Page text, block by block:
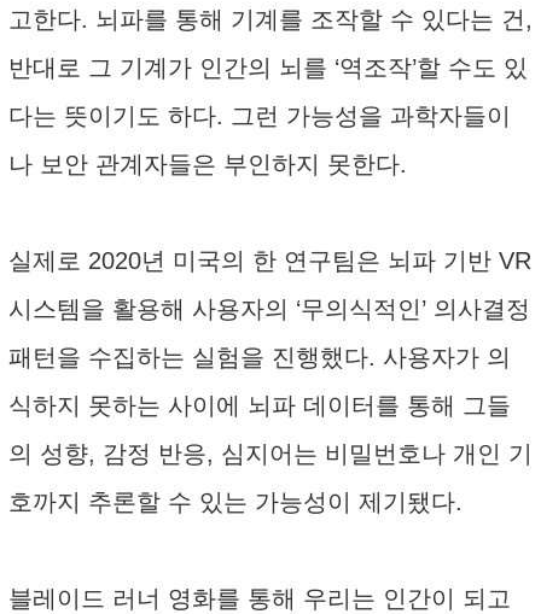
고한다. 뇌파를 통해 기계를 조작할 수 있다는 건,
반대로 그 기계가 인간의 뇌를 ‘역조작’할 수도 있
다는 뜻이기도 하다. 그런 가능성을 과학자들이
나 보안 관계자들은 부인하지 못한다.
실제로 2020년 미국의 한 연구팀은 뇌파 기반 VR
시스템을 활용해 사용자의 ‘무의식적인’ 의사결정
패턴을 수집하는 실험을 진행했다. 사용자가 의
식하지 못하는 사이에 뇌파 데이터를 통해 그들
의 성향, 감정 반응, 심지어는 비밀번호나 개인 기
호까지 추론할 수 있는 가능성이 제기됐다.
블레이드 러너 영화를 통해 우리는 인간이 되고